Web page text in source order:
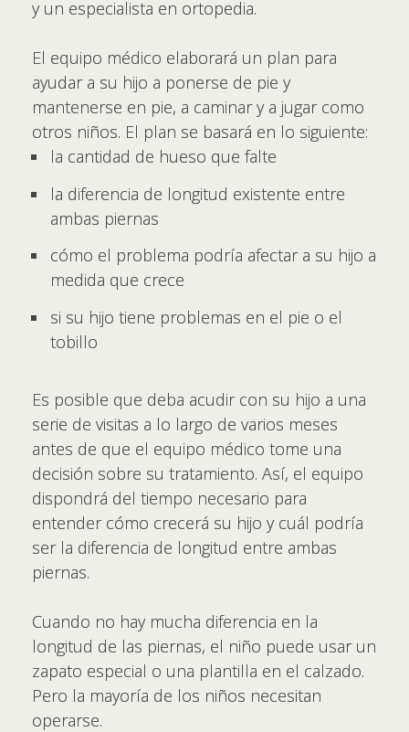
y un especialista en ortopedia.
El equipo médico elaborará un plan para
ayudar a su hijo a ponerse de pie y
mantenerse en pie, a caminar y a jugar como
otros niños. El plan se basará en lo siguiente:
la cantidad de hueso que falte
la diferencia de longitud existente entre
ambas piernas
cómo el problema podría afectar a su hijo a
medida que crece
si su hijo tiene problemas en el pie o el
tobillo
Es posible que deba acudir con su hijo a una
serie de visitas a lo largo de varios meses
antes de que el equipo médico tome una
decisión sobre su tratamiento. Así, el equipo
dispondrá del tiempo necesario para
entender cómo crecerá su hijo y cuál podría
ser la diferencia de longitud entre ambas
piernas.
Cuando no hay mucha diferencia en la
longitud de las piernas, el niño puede usar un
zapato especial o una plantilla en el calzado.
Pero la mayoría de los niños necesitan
operarse.